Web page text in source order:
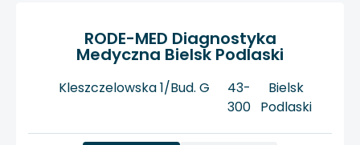
RODE-MED Diagnostyka
Medyczna Bielsk Podlaski
Kleszczelowska 1/Bud. G
43-
300
Bielsk
Podlaski